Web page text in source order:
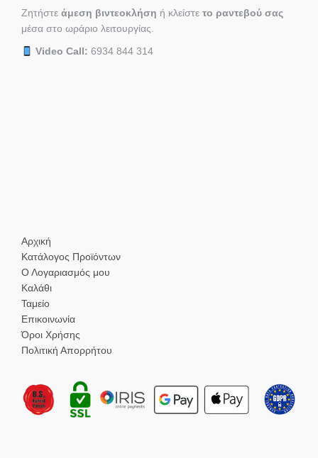
Ζητήστε άμεση βιντεοκλήση ή κλείστε το ραντεβού σας
μέσα στο ωράριο λειτουργίας.
Video Call: 6934 844 314
Αρχική
Κατάλογος Προϊόντων
Ο Λογαριασμός μου
Καλάθι
Ταμείο
Επικοινωνία
Όροι Χρήσης
Πολιτική Απορρήτου